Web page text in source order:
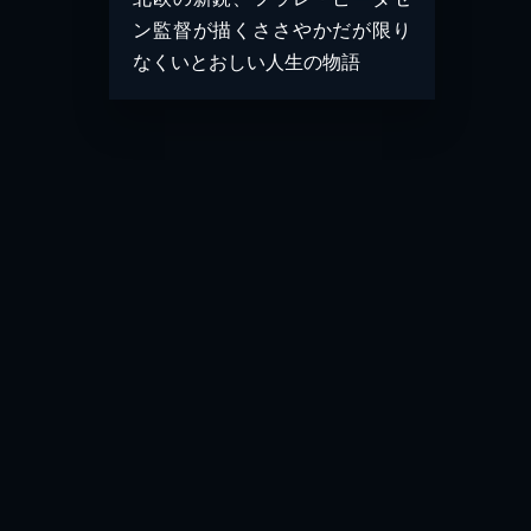
ン監督が描くささやかだが限り
なくいとおしい人生の物語